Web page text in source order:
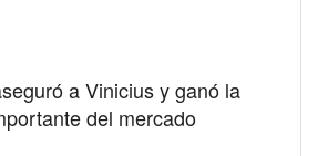
a Vinicius y ganó la
del mercado